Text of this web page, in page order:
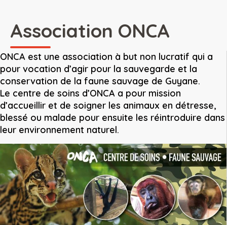
Association ONCA
ONCA est une association à but non lucratif qui a
pour vocation d’agir pour la sauvegarde et la
conservation de la faune sauvage de Guyane.
Le centre de soins d’ONCA a pour mission
d’accueillir et de soigner les animaux en détresse,
blessé ou malade pour ensuite les réintroduire dans
leur environnement naturel.